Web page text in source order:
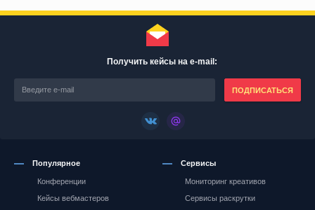
Получить кейсы на e-mail:
ПОДПИСАТЬСЯ
Популярное
Конференции
Кейсы вебмастеров
Сервисы
Мониторинг креативов
Сервисы раскрутки